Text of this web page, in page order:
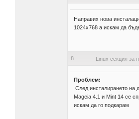
Направих нова
1024х768 а искам да
8 Linux секция за
Проблем:
След инсталирането на
Mageia 4.1 и Mint 14 се
искам да го подкарам